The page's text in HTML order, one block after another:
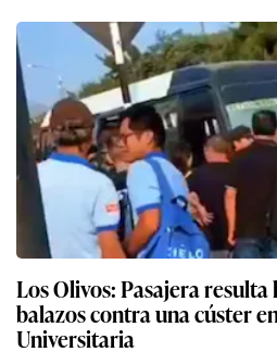
Los Olivos: Pasajera
balazos contra una cúster
Universitaria